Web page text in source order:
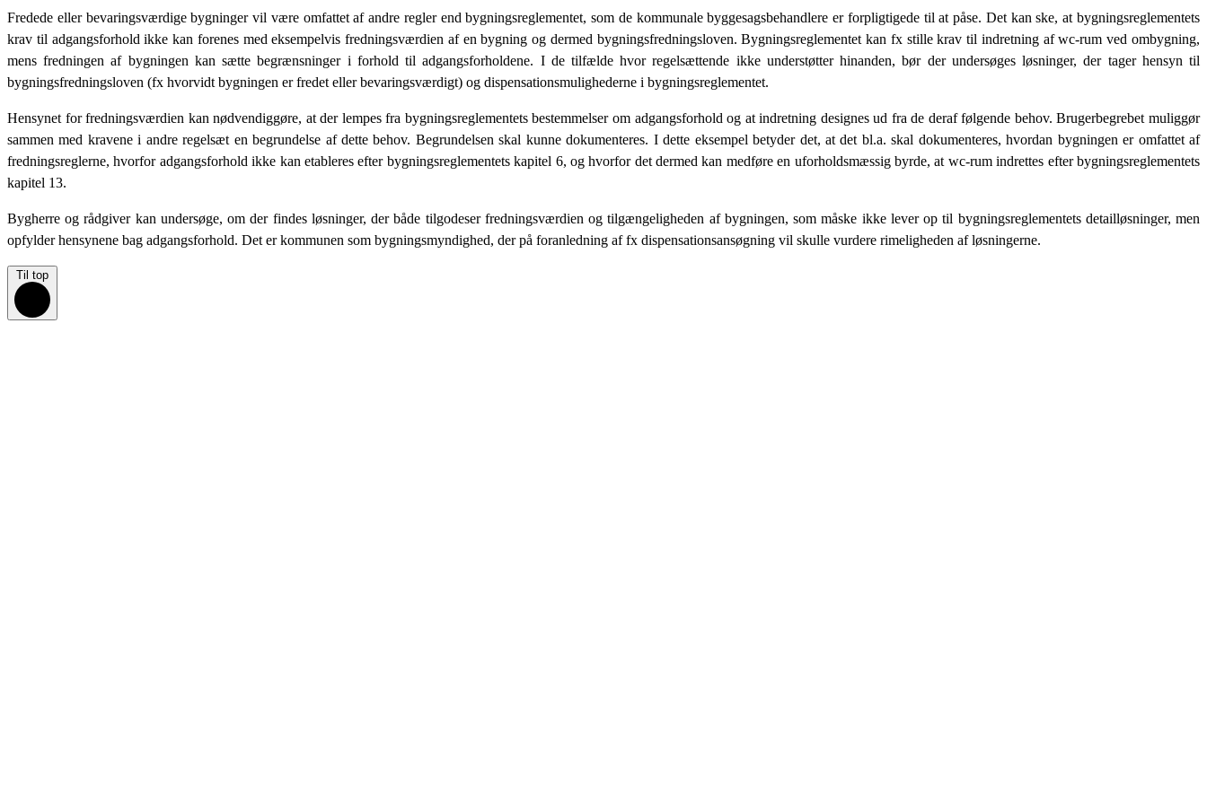
Fredede eller bevaringsværdige bygninger vil være omfattet af andre regler end bygningsreglementet, som de kommunale byggesagsbehandlere er forpligtigede til at påse. Det kan ske, at bygningsreglementets
krav til adgangsforhold ikke kan forenes med eksempelvis fredningsværdien af en bygning og dermed bygningsfredningsloven. Bygningsreglementet kan fx stille krav til indretning af wc-rum ved ombygning,
mens fredningen af bygningen kan sætte begrænsninger i forhold til adgangsforholdene. I de tilfælde hvor regelsættende ikke understøtter hinanden, bør der undersøges løsninger, der tager hensyn til
bygningsfredningsloven (fx hvorvidt bygningen er fredet eller bevaringsværdigt) og dispensationsmulighederne i bygningsreglementet.
Hensynet for fredningsværdien kan nødvendiggøre, at der lempes fra bygningsreglementets bestemmelser om adgangsforhold og at indretning designes ud fra de deraf følgende behov. Brugerbegrebet muliggør
sammen med kravene i andre regelsæt en begrundelse af dette behov. Begrundelsen skal kunne dokumenteres. I dette eksempel betyder det, at det bl.a. skal dokumenteres, hvordan bygningen er omfattet af
fredningsreglerne, hvorfor adgangsforhold ikke kan etableres efter bygningsreglementets kapitel 6, og hvorfor det dermed kan medføre en uforholdsmæssig byrde, at wc-rum indrettes efter bygningsreglementets
kapitel 13.
Bygherre og rådgiver kan undersøge, om der findes løsninger, der både tilgodeser fredningsværdien og tilgængeligheden af bygningen, som måske ikke lever op til bygningsreglementets detailløsninger, men
opfylder hensynene bag adgangsforhold. Det er kommunen som bygningsmyndighed, der på foranledning af fx dispensationsansøgning vil skulle vurdere rimeligheden af løsningerne.
Til top